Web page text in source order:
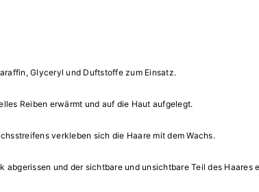
Glyceryl und Duftstoffe zum Einsatz.
Reiben erwärmt und auf die Haut aufgelegt.
verkleben sich die Haare mit dem Wachs.
und der sichtbare und unsichtbare Teil des Haares